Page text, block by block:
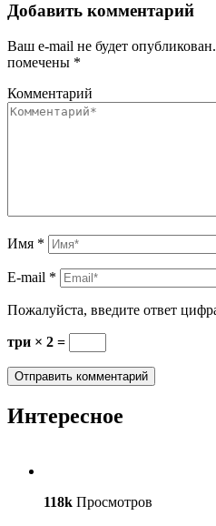
Добавить комментарий
Ваш e-mail не будет опубликован.
помечены *
Комментарий
Имя *
E-mail *
Пожалуйста, введите ответ
три × 2 =
Интересное
118k Просмотров